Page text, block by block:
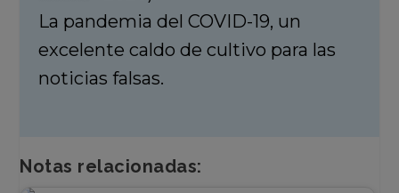
La pandemia del COVID-19, un
excelente caldo de cultivo para las
noticias falsas.
Notas relacionadas: